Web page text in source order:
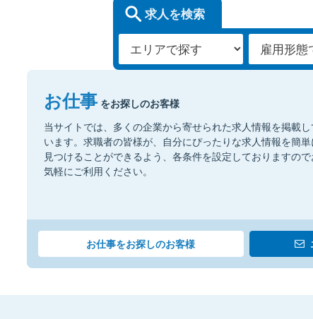
求人を検索
お仕事 をお探しのお客様
当サイトでは、多くの企業から寄せられた求人情報を掲載し
います。求職者の皆様が、自分にぴったりな求人情報を簡単
見つけることができるよう、各条件を設定しておりますので
気軽にご利用ください。
お仕事をお探しのお客様